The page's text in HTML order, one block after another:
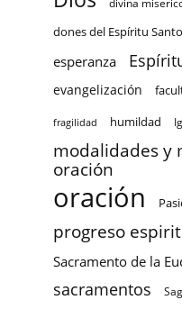
divina
dones del Espíritu Santo
esperanza
evangelización
fragilidad humildad
modalidades y
oración
oración
progreso
Sacramento de la
sacramentos